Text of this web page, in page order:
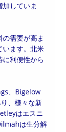
していま
需要が高ま
います。北米
利便性から
、Bigelow
、様々な新
はエスニ
は生分解